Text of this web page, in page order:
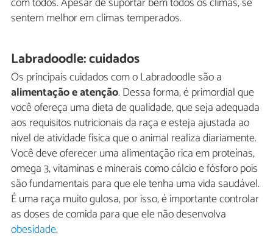
sentem melhor em climas temperados.
Labradoodle: cuidados
Os principais cuidados com o Labradoodle são a
alimentação e atenção. Dessa forma, é primordial que
você ofereça uma dieta de qualidade, que seja adequada
aos requisitos nutricionais da raça e esteja ajustada ao
nível de atividade física que o animal realiza diariamente.
Você deve oferecer uma alimentação rica em proteínas,
omega 3, vitaminas e minerais como cálcio e fósforo pois
são fundamentais para que ele tenha uma vida saudável.
É uma raça muito gulosa, por isso, é importante controlar
as doses de comida para que ele não desenvolva
obesidade.